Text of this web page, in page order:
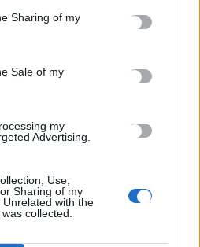
Sharing of my
Sale of my
my
Advertising.
Use,
Sharing of my
with the
collected.
μέχρι τέλος Ιουνίου
του
ΕΦΚΑ
σύνταξη
29 Απριλίου, 2026